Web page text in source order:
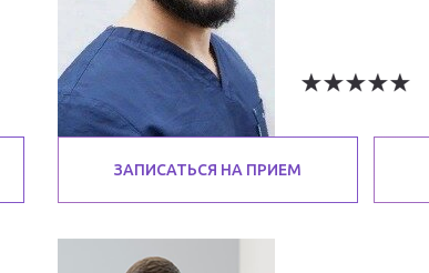
ЗАПИСАТЬСЯ НА ПРИЕМ